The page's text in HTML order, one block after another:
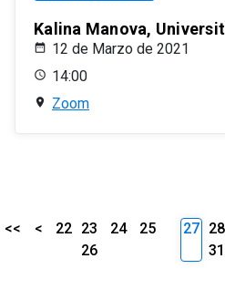
Kalina Manova,
12 de Marzo de 2021
14:00
Zoom
<< < 22 23 24
25
26
27 28
31